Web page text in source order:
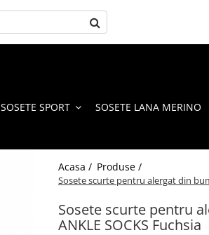
SOSETE SPORT SOSETE LANA MERINO
Acasa / Produse /
Sosete scurte pentru alergat din
Sosete scurte pentru
ANKLE SOCKS Fuchsia